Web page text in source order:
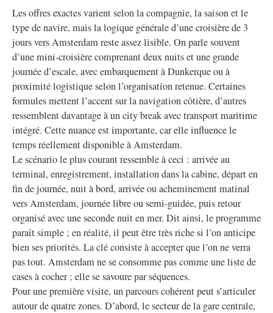
Les offres exactes varient selon la compagnie, la saison et le
type de navire, mais la logique générale d’une croisière de 3
jours vers Amsterdam reste assez lisible. On parle souvent
d’une mini-croisière comprenant deux nuits et une grande
journée d’escale, avec embarquement à Dunkerque ou à
proximité logistique selon l’organisation retenue. Certaines
formules mettent l’accent sur la navigation côtière, d’autres
ressemblent davantage à un city break avec transport maritime
intégré. Cette nuance est importante, car elle influence le
temps réellement disponible à Amsterdam.
Le scénario le plus courant ressemble à ceci : arrivée au
terminal, enregistrement, installation dans la cabine, départ en
fin de journée, nuit à bord, arrivée ou acheminement matinal
vers Amsterdam, journée libre ou semi-guidée, puis retour
organisé avec une seconde nuit en mer. Dit ainsi, le programme
paraît simple ; en réalité, il peut être très riche si l’on anticipe
bien ses priorités. La clé consiste à accepter que l’on ne verra
pas tout. Amsterdam ne se consomme pas comme une liste de
cases à cocher ; elle se savoure par séquences.
Pour une première visite, un parcours cohérent peut s’articuler
autour de quatre zones. D’abord, le secteur de la gare centrale,